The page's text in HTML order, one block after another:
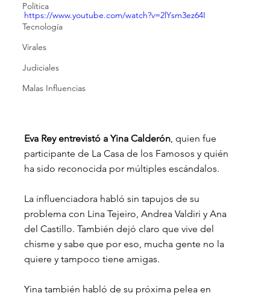
Política
Tecnología
Virales
Judiciales
Malas Influencias
https://www.youtube.com/watch?v=2lYsm3ez64I
Eva Rey entrevistó a Yina Calderón, quien fue
participante de La Casa de los Famosos y quién
ha sido reconocida por múltiples escándalos.
La influenciadora habló sin tapujos de su
problema con Lina Tejeiro, Andrea Valdiri y Ana
del Castillo. También dejó claro que vive del
chisme y sabe que por eso, mucha gente no la
quiere y tampoco tiene amigas.
Yina también habló de su próxima pelea en